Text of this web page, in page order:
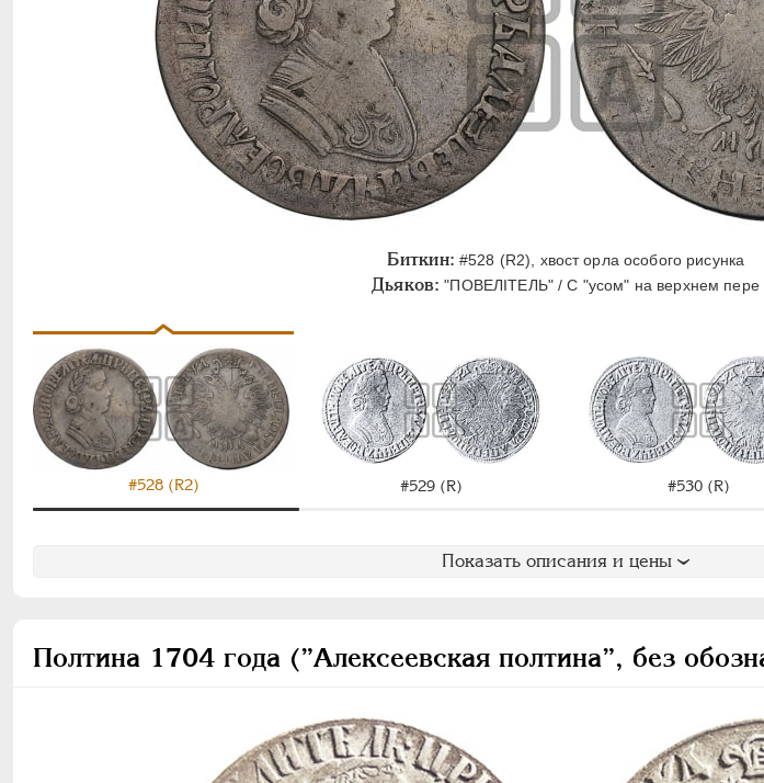
Биткин: #528 (R2), хвост орла особого рисунка
Дьяков: "ПОВЕЛITЕЛЬ" / С "усом" на верхнем пере
#528 (R2) #529 (R) #530 (R)
Показать описания и цены
Полтина 1704 года (”Алексеевская полтина”, без